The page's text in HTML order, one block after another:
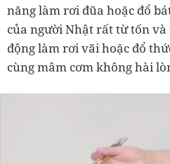
năng làm rơi đũa hoặc đổ
của người Nhật rất từ tốn
động làm rơi vãi hoặc đổ
cùng mâm cơm không hài